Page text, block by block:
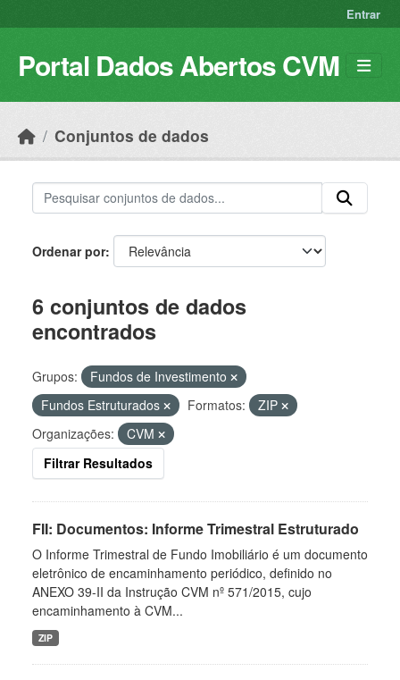
Entrar
Portal Dados Abertos CVM
Conjuntos de dados
Ordenar por
6 conjuntos de dados
encontrados
Grupos:
Fundos de Investimento
Fundos Estruturados
Formatos:
ZIP
Organizações:
CVM
Filtrar Resultados
FII: Documentos: Informe Trimestral Estruturado
O Informe Trimestral de Fundo Imobiliário é um documento
eletrônico de encaminhamento periódico, definido no
ANEXO 39-II da Instrução CVM nº 571/2015, cujo
encaminhamento à CVM...
ZIP